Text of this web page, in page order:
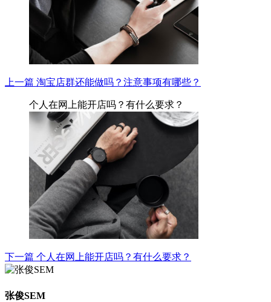
上一篇 淘宝店群还能做吗？注意事项有哪些？
个人在网上能开店吗？有什么要求？
下一篇 个人在网上能开店吗？有什么要求？
张俊SEM